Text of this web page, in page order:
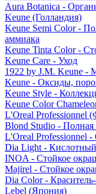
Aura Botanica -
Keune (Голландия)
Keune Semi Color -
аммиака
Keune Tinta Color -
Keune Care - Уход
1922 by J.M. Keune -
Keune - Оксиды,
Keune Style -
Keune Color
L'Oreal Professionnel
Blond Studio - Полная
L'Oreal Professionnel
Dia Light - Кислотный
INOA - Стойкое
Majirel - Стойкое
Dia Color -
Lebel (Япония)